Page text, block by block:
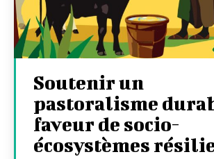
Soutenir un
pastoralisme
faveur de socio-
écosystèmes